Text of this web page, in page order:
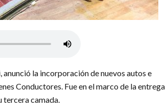
la incorporación de nuevos autos e
Conductores. Fue en el marco de la entrega
tercera camada.